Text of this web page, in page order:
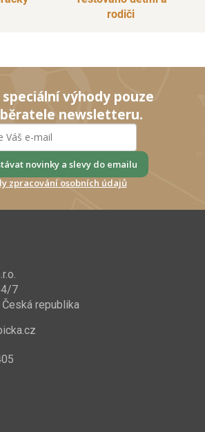
rodiči
výhody pouze
newsletteru.
novinky a slevy do emailu
zpracování osobních údajů
7
republika